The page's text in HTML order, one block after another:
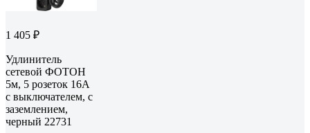
1 405 ₽
Удлинитель
сетевой ФОТОН
5м, 5 розеток 16А
с выключателем, с
заземлением,
черный 22731